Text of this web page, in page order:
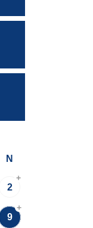
N
2
+
9
+